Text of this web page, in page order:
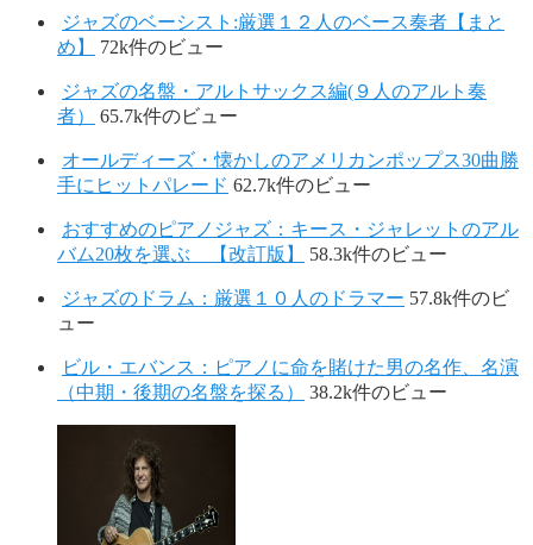
ジャズのベーシスト:厳選１２人のベース奏者【まと
め】
72k件のビュー
ジャズの名盤・アルトサックス編(９人のアルト奏
者）
65.7k件のビュー
オールディーズ・懐かしのアメリカンポップス30曲勝
手にヒットパレード 62.7k件のビュー
おすすめのピアノジャズ：キース・ジャレットのアル
バム20枚を選ぶ 【改訂版】
58.3k件のビュー
ジャズのドラム：厳選１０人のドラマー 57.8k件のビ
ュー
ビル・エバンス：ピアノに命を賭けた男の名作、名演
（中期・後期の名盤を探る）
38.2k件のビュー